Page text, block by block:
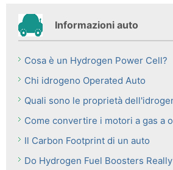
Informazioni auto
Cosa è un Hydrogen Power Cell?
Chi idrogeno Operated Auto
Quali sono le proprietà
Come convertire i motori a gas a
Il Carbon Footprint di un auto
Do Hydrogen Fuel Boosters